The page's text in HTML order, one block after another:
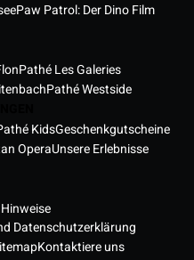
Paw Patrol: Der Dino Film
Pathé Les Galeries
Pathé Westside
KidsGeschenkgutscheine
OperaUnsere Erlebnisse
Datenschutzerklärung
Kontaktiere uns